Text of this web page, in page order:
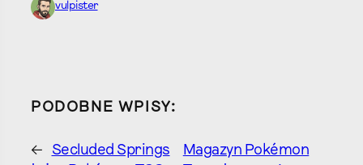
vulpister
PODOBNE WPISY:
←
Secluded Springs
Magazyn Pokémon